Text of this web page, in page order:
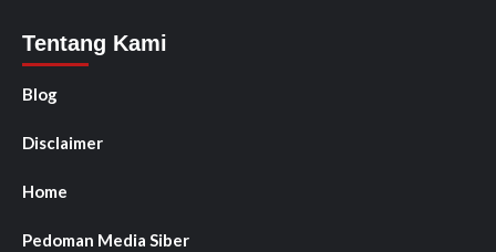
Tentang Kami
Blog
Disclaimer
Home
Pedoman Media Siber